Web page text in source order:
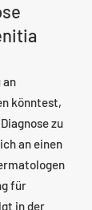
an
könntest,
zu
an einen
für
in der